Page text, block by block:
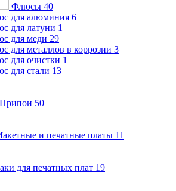
Флюсы 40
для алюминия 6
для латуни 1
для меди 29
для металлов в коррозии 3
для очистки 1
для стали 13
Припои 50
и печатные платы 11
для печатных плат 19